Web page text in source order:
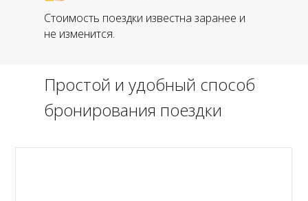
Стоимость поездки известна заранее и
не изменится.
Простой и удобный способ
бронирования поездки